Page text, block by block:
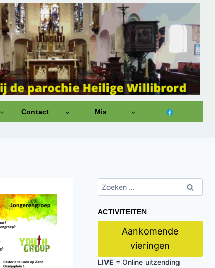
Contact Mis
Zoeken
naar:
ACTIVITEITEN
Aankomende
vieringen
LIVE = Online uitzending